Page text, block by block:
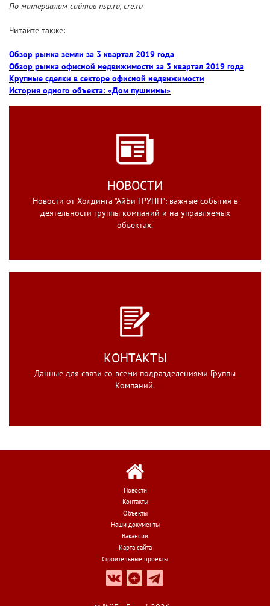
По материалам сайтов nsp.ru, cre.ru
Читайте также:
Обзор рынка земли за 3 квартал 2019 года
Обзор рынка офисной недвижимости за 3 квартал 2019 года
Крупные сделки в секторе офисной недвижимости
История одного объекта: «Дом пушнины»
НОВОСТИ
Новости от Холдинга "АйБи ГРУПП": важные события в
деятельности группы компаний и на управляемых
объектах.
КОНТАКТЫ
Данные для связи со всеми подразделениями Группы
Компаний.
Новости
Контакты
Объекты
Наши документы
Вакансии
Карта сайта
Строительные проекты